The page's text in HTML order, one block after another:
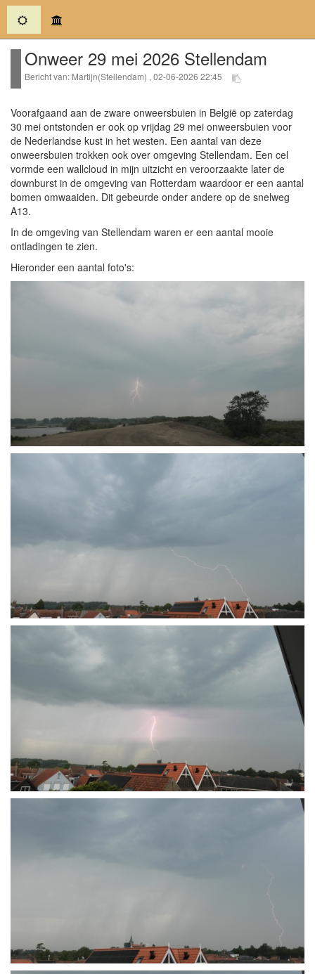
(current)
Onweer 29 mei 2026 Stellendam
Bericht van: Martijn(Stellendam) , 02-06-2026 22:45
Voorafgaand aan de zware onweersbuien in België op zaterdag
30 mei ontstonden er ook op vrijdag 29 mei onweersbuien voor
de Nederlandse kust in het westen. Een aantal van deze
onweersbuien trokken ook over omgeving Stellendam. Een cel
vormde een wallcloud in mijn uitzicht en veroorzaakte later de
downburst in de omgeving van Rotterdam waardoor er een aantal
bomen omwaaiden. Dit gebeurde onder andere op de snelweg
A13.
In de omgeving van Stellendam waren er een aantal mooie
ontladingen te zien.
Hieronder een aantal foto's: